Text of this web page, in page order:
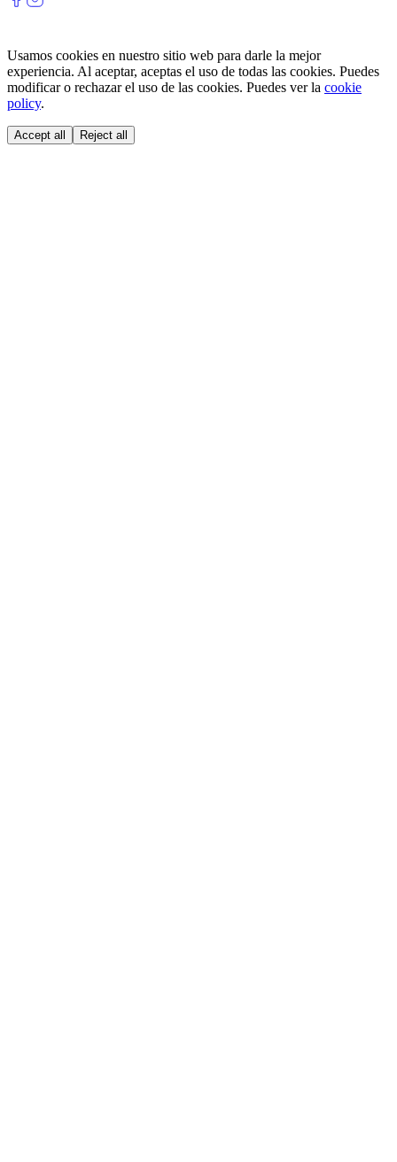
Usamos cookies en nuestro sitio web para darle la mejor
experiencia. Al aceptar, aceptas el uso de todas las cookies. Puedes
modificar o rechazar el uso de las cookies. Puedes ver la cookie
policy.
Accept all Reject all